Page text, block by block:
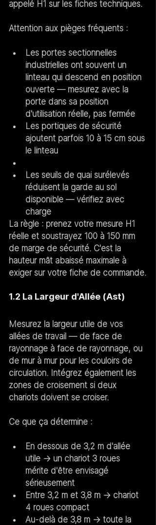
appelé H1 sur les fiches techniques.
Attention aux pièges fréquents :
Les portes sectionnelles
industrielles ont souvent un
linteau qui descend en position
ouverte — mesurez avec la
porte dans sa position
d'utilisation réelle, pas fermée
Les portiques de sécurité
ajoutent parfois 10 à 15 cm sous
le linteau
Les seuils de quai surélevés
réduisent la garde au sol
disponible — vérifiez avec
charge
La règle : prenez votre mesure H1
réelle et soustrayez 100 à 150 mm
de marge de sécurité. C'est la
hauteur mât abaissé maximale à
exiger sur votre fiche de commande.
1.2 La Largeur d'Allée (Ast)
Mesurez la largeur utile de vos
allées de travail — de face de
rayonnage à face de rayonnage, ou
de mur à mur pour les couloirs de
circulation. Intégrez également les
zones de croisement si deux
chariots doivent se croiser.
Ce que ça détermine :
En dessous de 3,2 m d'allée
utile → un chariot 3 roues
mérite d'être envisagé
sérieusement
Entre 3,2 m et 3,8 m → chariot
4 roues compact
Au-delà de 3,8 m → toute la